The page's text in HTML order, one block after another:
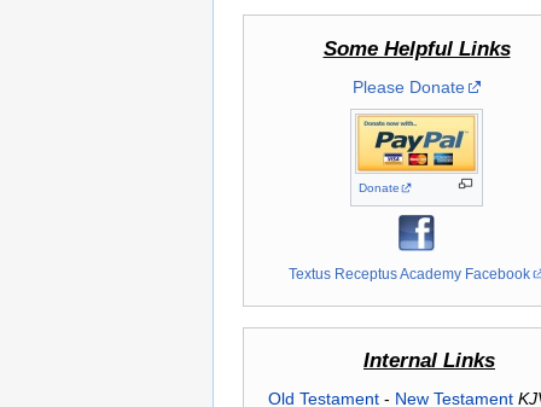
Some Helpful Links
Please Donate
Donate
Textus Receptus Academy Facebook
Internal Links
Old Testament- New Testament